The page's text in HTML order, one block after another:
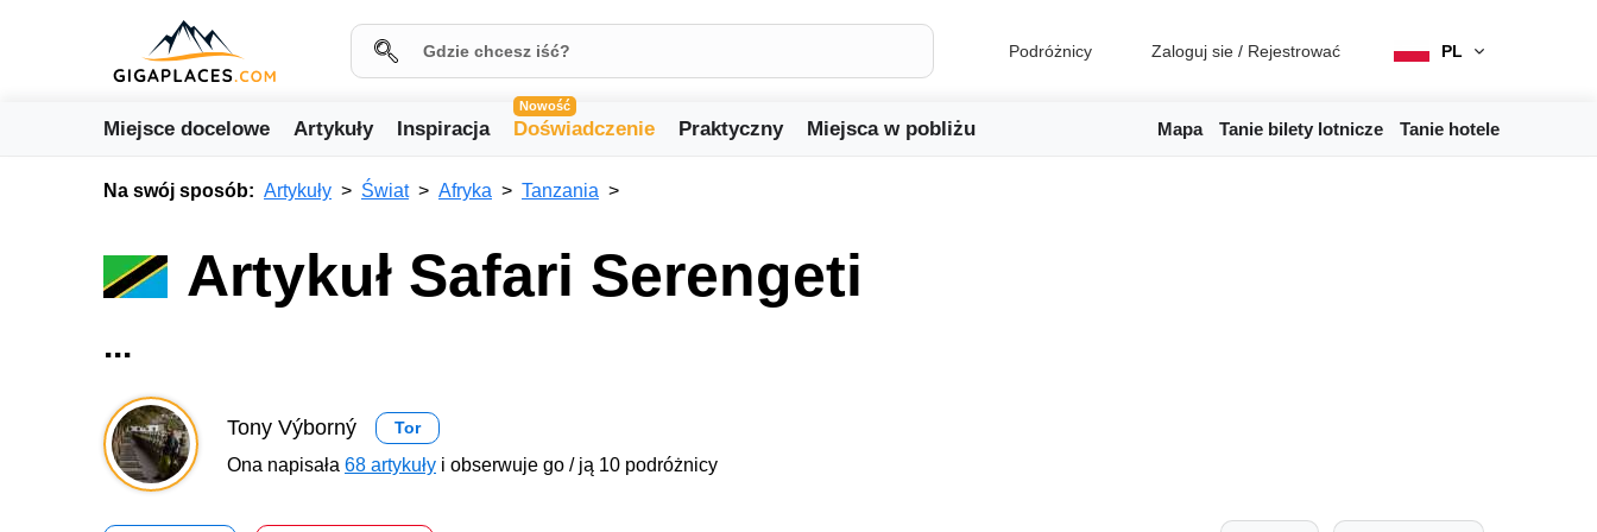
Podróżnicy Zaloguj sie / Rejestrować PL
Miejsce docelowe Artykuły Inspiracja
Nowość
Doświadczenie Praktyczny Miejsca w pobliżu Mapa Tanie bilety lotnicze Tanie hotele
Na swój sposób: Artykuły Świat Afryka Tanzania
Artykuł Safari Serengeti
...
Tony Výborný Tor
Ona napisała 68 artykuły i obserwuje go / ją 10 podróżnicy